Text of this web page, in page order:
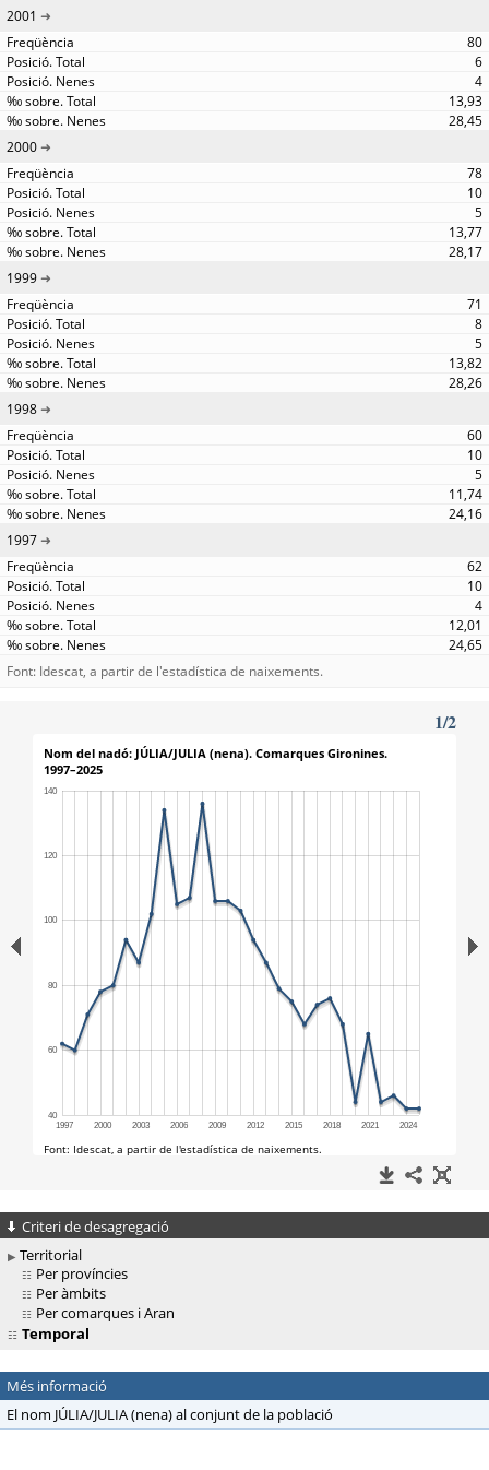
2001
80
6
4
13,93
28,45
2000
78
10
5
13,77
28,17
1999
71
8
5
13,82
28,26
1998
60
10
5
11,74
24,16
1997
62
10
4
12,01
24,65
Font: Idescat, a partir de l'estadística de naixements.
Criteri de desagregació
Territorial
Per províncies
Per àmbits
Per comarques i Aran
Temporal
Més informació
El nom JÚLIA/JULIA (nena) al conjunt de la població